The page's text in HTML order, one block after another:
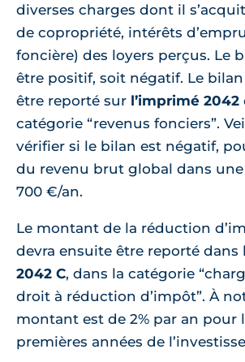
diverses charges dont il
de copropriété, intérêts
foncière) des loyers perçus. Le
être positif, soit négatif. Le
être reporté sur l’imprimé 2042
catégorie “revenus fonciers”.
vérifier si le bilan est négatif,
du revenu brut global dans une
700 €/an.
Le montant de la réduction
devra ensuite être reporté dans
2042 C, dans la catégorie
droit à réduction d’impôt”. À
montant est de 2% par an pour
premières années de